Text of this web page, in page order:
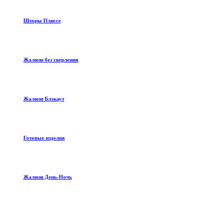
Шторы Плиссе
Жалюзи без сверления
Жалюзи Блэкаут
Готовые изделия
Жалюзи День-Ночь